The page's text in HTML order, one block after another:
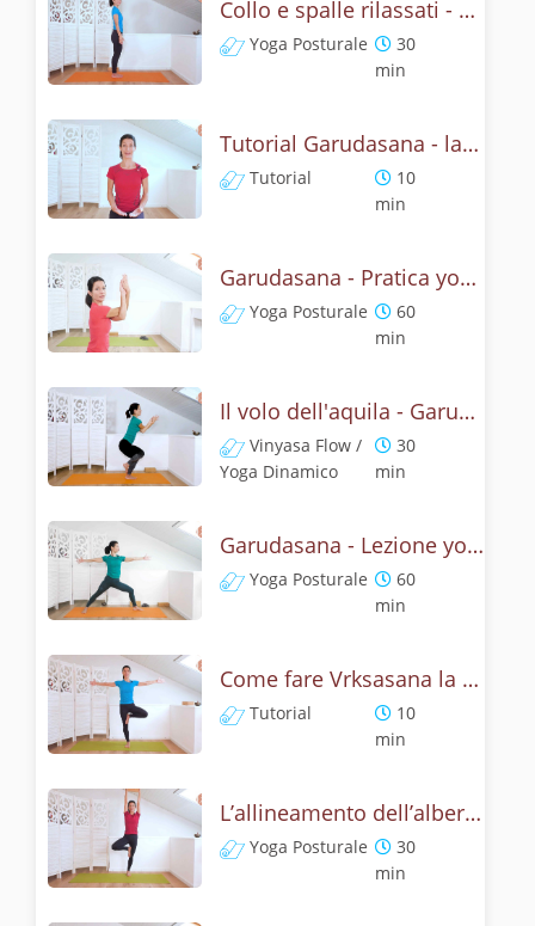
Collo e spalle rilassati - Garudasana Yoga Posturale
Yoga Posturale
30
min
Tutorial Garudasana - la posizone dell'aquila
Tutorial
10
min
Garudasana - Pratica yoga con l'anatomia dell'aquila
Yoga Posturale
60
min
Il volo dell'aquila - Garudasana yoga flow
Vinyasa Flow /
Yoga Dinamico
30
min
Garudasana - Lezione yoga con la storia dell'aquila
Yoga Posturale
60
min
Come fare Vrksasana la posizione dell’albero? Tutorial
Tutorial
10
min
L’allineamento dell’albero - Yoga con Vrksasana
Yoga Posturale
30
min